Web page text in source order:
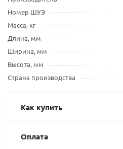
Номер ШУЭ
Масса, кг
Длина, мм
Ширина, мм
Высота, мм
Страна производства
Как купить
Оплата